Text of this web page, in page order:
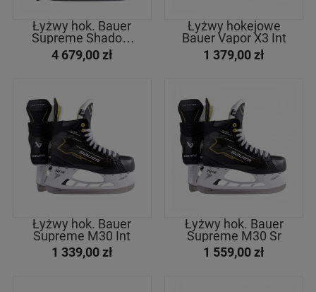
Łyżwy hok. Bauer
Supreme Shadow
Sr
4 679,00 zł
Łyżwy hokejowe
Bauer Vapor X3 Int
1 379,00 zł
Łyżwy hok. Bauer
Supreme M30 Int
1 339,00 zł
Łyżwy hok. Bauer
Supreme M30 Sr
1 559,00 zł